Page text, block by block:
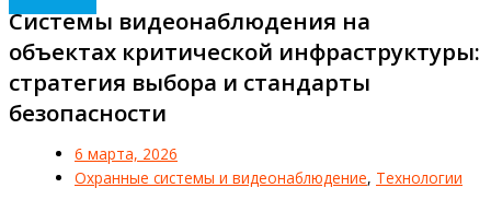
Системы видеонаблюдения на
объектах критической инфраструктуры:
стратегия выбора и стандарты
безопасности
6 марта, 2026
Охранные системы и видеонаблюдение, Технологии